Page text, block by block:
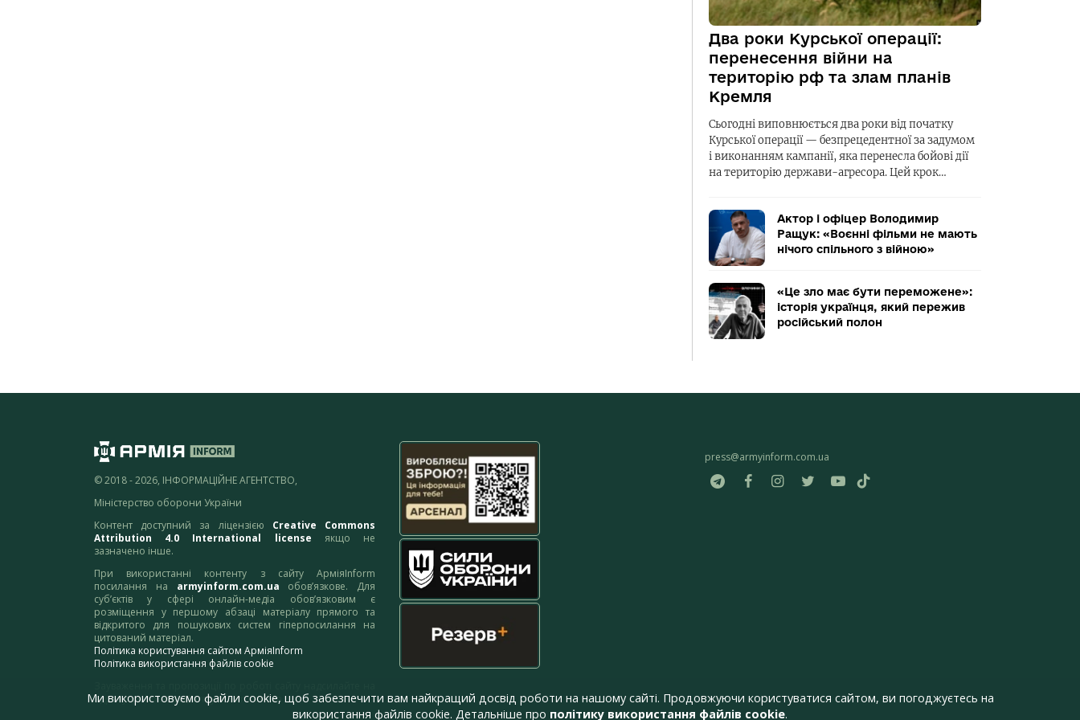
Два роки Курської операції:
перенесення війни на
територію рф та злам планів
Кремля
Сьогодні виповнюється два роки від початку
Курської операції — безпрецедентної за задумом
і виконанням кампанії, яка перенесла бойові дії
на територію держави-агресора. Цей крок…
Актор і офіцер Володимир
Ращук: «Воєнні фільми не мають
нічого спільного з війною»
«Це зло має бути переможене»:
історія українця, який пережив
російський полон
© 2018 - 2026, ІНФОРМАЦІЙНЕ АГЕНТСТВО,
Міністерство оборони України
Контент доступний за ліцензією Creative Commons
Attribution 4.0 International license якщо не
зазначено інше.
При використанні контенту з сайту АрміяInform
посилання на armyinform.com.ua обов’язкове. Для
суб’єктів у сфері онлайн-медіа обов’язковим є
розміщення у першому абзаці матеріалу прямого та
відкритого для пошукових систем гіперпосилання на
цитований матеріал.
Політика користування сайтом АрміяInform
Політика використання файлів cookie
адресу:webmaster@armyinform.com.ua
press@armyinform.com.ua
Ми використовуємо файли cookie, щоб забезпечити вам найкращий досвід роботи на нашому сайті. Продовжуючи користуватися сайтом, ви погоджуєтесь на
використання файлів cookie. Детальніше про політику використання файлів cookie.